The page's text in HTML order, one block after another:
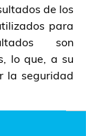
de los
para
son
lo que, a su
la seguridad